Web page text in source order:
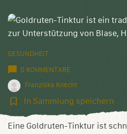
GESUNDHEIT
0 KOMMENTARE
Franziska Knecht
In
speichern
In Sammlung speichern
Eine Goldruten-Tinktur ist